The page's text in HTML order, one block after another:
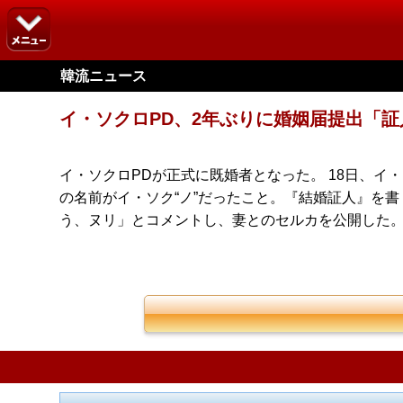
韓流ニュース
イ・ソクロPD、2年ぶりに婚姻届提出「
イ・ソクロPDが正式に既婚者となった。 18日、イ
の名前がイ・ソク“ノ”だったこと。『結婚証人』を
う、ヌリ」とコメントし、妻とのセルカを公開した